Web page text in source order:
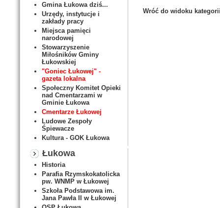
Gmina Łukowa dziś...
Urzędy, instytucje i
zakłady pracy
Miejsca pamięci
narodowej
Stowarzyszenie
Miłośników Gminy
Łukowskiej
"Goniec Łukowej" -
gazeta lokalna
Społeczny Komitet Opieki
nad Cmentarzami w
Gminie Łukowa
Cmentarze Łukowej
Ludowe Zespoły
Śpiewacze
Kultura - GOK Łukowa
Łukowa
Historia
Parafia Rzymskokatolicka
pw. WNMP w Łukowej
Szkoła Podstawowa im.
Jana Pawła II w Łukowej
Wróć do widoku